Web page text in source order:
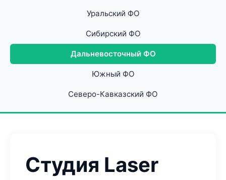
Уральский ФО
Сибирский ФО
Дальневосточный ФО
Южный ФО
Северо-Кавказский ФО
Студия Laser